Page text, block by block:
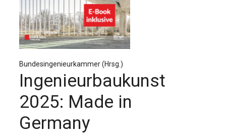
Service
Für Autor:innen
Sprache / Language: DE Sprache / Language: EN
Bundesingenieurkammer (Hrsg.)
Ingenieurbaukunst
2025: Made in
Germany